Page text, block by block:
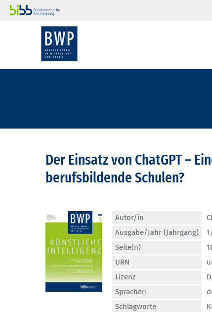
Der Einsatz von ChatGPT –
berufsbildende Schulen?
Autor/in
Ausgabe/Jahr (Jahrgang)
Seite(n)
URN
Lizenz
Sprachen
Schlagworte